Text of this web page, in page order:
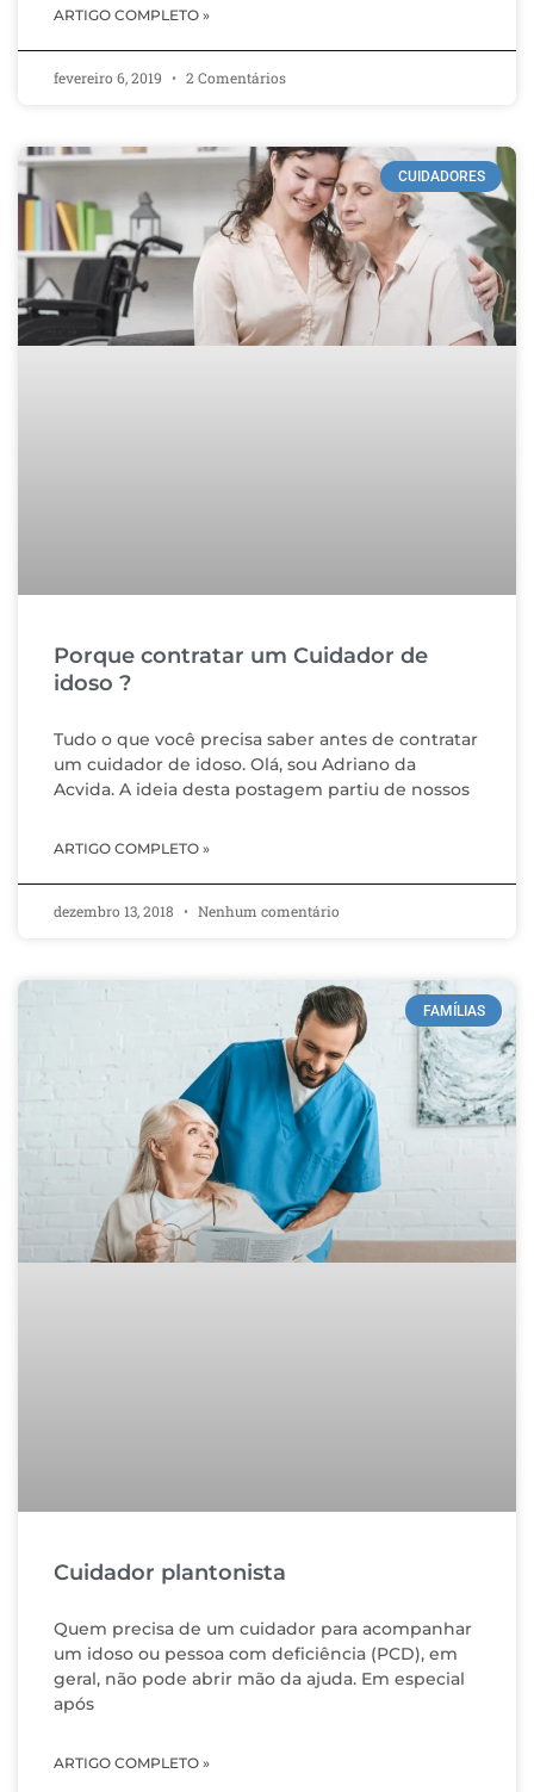
ARTIGO COMPLETO »
fevereiro 6, 2019 2 Comentários
CUIDADORES
Porque contratar um Cuidador de
idoso ?
Tudo o que você precisa saber antes de contratar
um cuidador de idoso. Olá, sou Adriano da
Acvida. A ideia desta postagem partiu de nossos
ARTIGO COMPLETO »
dezembro 13, 2018 Nenhum comentário
FAMÍLIAS
Cuidador plantonista
Quem precisa de um cuidador para acompanhar
um idoso ou pessoa com deficiência (PCD), em
geral, não pode abrir mão da ajuda. Em especial
após
ARTIGO COMPLETO »